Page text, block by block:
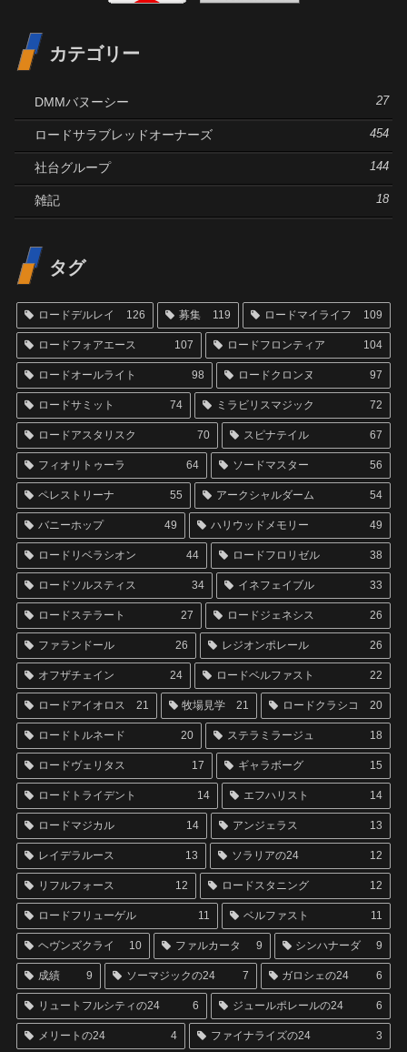
カテゴリー
DMMバヌーシー 27
ロードサラブレッドオーナーズ 454
社台グループ 144
雑記 18
タグ
ロードデルレイ 126 募集 119 ロードマイライフ 109
ロードフォアエース 107 ロードフロンティア 104
ロードオールライト 98 ロードクロンヌ 97
ロードサミット 74 ミラビリスマジック 72
ロードアスタリスク 70 スピナテイル 67
フィオリトゥーラ 64 ソードマスター 56
ペレストリーナ 55 アークシャルダーム 54
バニーホップ 49 ハリウッドメモリー 49
ロードリベラシオン 44 ロードフロリゼル 38
ロードソルスティス 34 イネフェイブル 33
ロードステラート 27 ロードジェネシス 26
ファランドール 26 レジオンポレール 26
オフザチェイン 24 ロードベルファスト 22
ロードアイオロス 21 牧場見学 21 ロードクラシコ 20
ロードトルネード 20 ステラミラージュ 18
ロードヴェリタス 17 ギャラボーグ 15
ロードトライデント 14 エフハリスト 14
ロードマジカル 14 アンジェラス 13
レイデラルース 13 ソラリアの24 12
リフルフォース 12 ロードスタニング 12
ロードフリューゲル 11 ベルファスト 11
ヘヴンズクライ 10 ファルカータ 9 シンハナーダ 9
成績 9 ソーマジックの24 7 ガロシェの24 6
リュートフルシティの24 6 ジュールポレールの24 6
メリートの24 4 ファイナライズの24 3